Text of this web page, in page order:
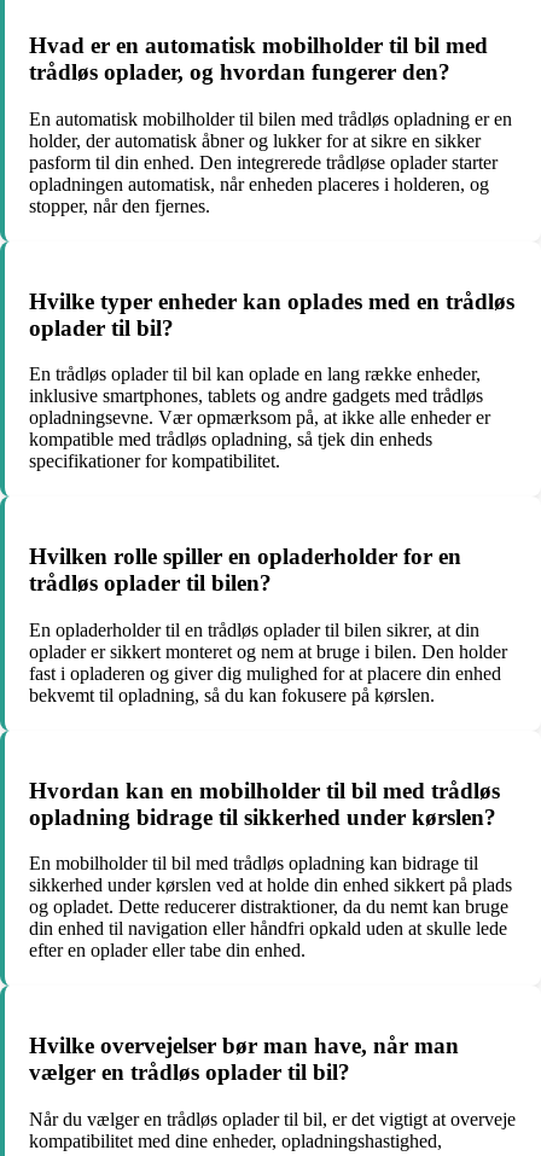
Hvad er en automatisk mobilholder til bil med
trådløs oplader, og hvordan fungerer den?
En automatisk mobilholder til bilen med trådløs opladning er en
holder, der automatisk åbner og lukker for at sikre en sikker
pasform til din enhed. Den integrerede trådløse oplader starter
opladningen automatisk, når enheden placeres i holderen, og
stopper, når den fjernes.
Hvilke typer enheder kan oplades med en trådløs
oplader til bil?
En trådløs oplader til bil kan oplade en lang række enheder,
inklusive smartphones, tablets og andre gadgets med trådløs
opladningsevne. Vær opmærksom på, at ikke alle enheder er
kompatible med trådløs opladning, så tjek din enheds
specifikationer for kompatibilitet.
Hvilken rolle spiller en opladerholder for en
trådløs oplader til bilen?
En opladerholder til en trådløs oplader til bilen sikrer, at din
oplader er sikkert monteret og nem at bruge i bilen. Den holder
fast i opladeren og giver dig mulighed for at placere din enhed
bekvemt til opladning, så du kan fokusere på kørslen.
Hvordan kan en mobilholder til bil med trådløs
opladning bidrage til sikkerhed under kørslen?
En mobilholder til bil med trådløs opladning kan bidrage til
sikkerhed under kørslen ved at holde din enhed sikkert på plads
og opladet. Dette reducerer distraktioner, da du nemt kan bruge
din enhed til navigation eller håndfri opkald uden at skulle lede
efter en oplader eller tabe din enhed.
Hvilke overvejelser bør man have, når man
vælger en trådløs oplader til bil?
Når du vælger en trådløs oplader til bil, er det vigtigt at overveje
kompatibilitet med dine enheder, opladningshastighed,